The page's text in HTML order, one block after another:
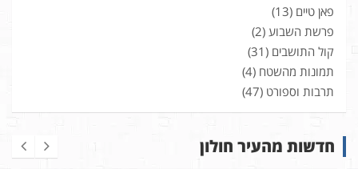
פאן טיים (13)
פרשת השבוע (2)
קול התושבים (31)
תמונות מהשטח (4)
תרבות וספורט (47)
חדשות מהעיר חולון